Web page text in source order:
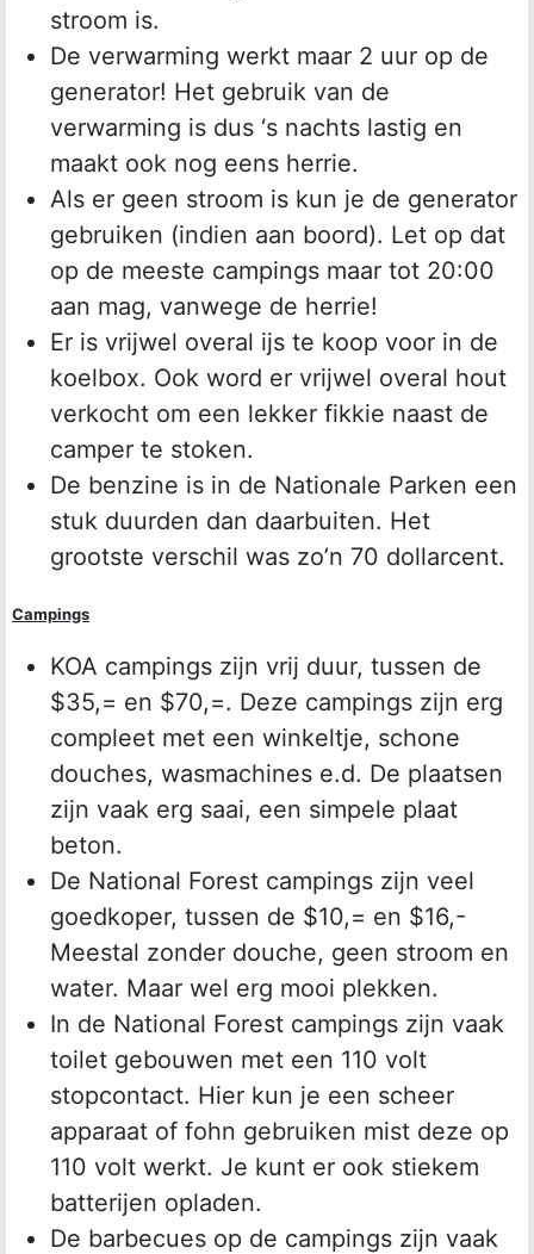
stroom is.
De verwarming werkt maar 2 uur op de
generator! Het gebruik van de
verwarming is dus ‘s nachts lastig en
maakt ook nog eens herrie.
Als er geen stroom is kun je de generator
gebruiken (indien aan boord). Let op dat
op de meeste campings maar tot 20:00
aan mag, vanwege de herrie!
Er is vrijwel overal ijs te koop voor in de
koelbox. Ook word er vrijwel overal hout
verkocht om een lekker fikkie naast de
camper te stoken.
De benzine is in de Nationale Parken een
stuk duurden dan daarbuiten. Het
grootste verschil was zo’n 70 dollarcent.
Campings
KOA campings zijn vrij duur, tussen de
$35,= en $70,=. Deze campings zijn erg
compleet met een winkeltje, schone
douches, wasmachines e.d. De plaatsen
zijn vaak erg saai, een simpele plaat
beton.
De National Forest campings zijn veel
goedkoper, tussen de $10,= en $16,-
Meestal zonder douche, geen stroom en
water. Maar wel erg mooi plekken.
In de National Forest campings zijn vaak
toilet gebouwen met een 110 volt
stopcontact. Hier kun je een scheer
apparaat of fohn gebruiken mist deze op
110 volt werkt. Je kunt er ook stiekem
batterijen opladen.
De barbecues op de campings zijn vaak